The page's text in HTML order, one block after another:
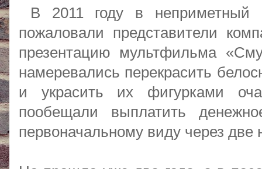
В 2011 году в неприметный
пожаловали представители
презентацию мультфильма
намеревались перекрасить
и украсить их фигурками
пообещали выплатить
первоначальному виду через